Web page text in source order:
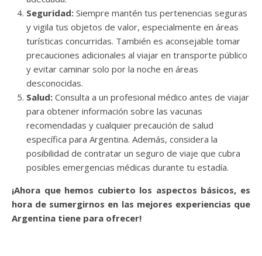
Seguridad: Siempre mantén tus pertenencias seguras
y vigila tus objetos de valor, especialmente en áreas
turísticas concurridas. También es aconsejable tomar
precauciones adicionales al viajar en transporte público
y evitar caminar solo por la noche en áreas
desconocidas.
Salud: Consulta a un profesional médico antes de viajar
para obtener información sobre las vacunas
recomendadas y cualquier precaución de salud
específica para Argentina. Además, considera la
posibilidad de contratar un seguro de viaje que cubra
posibles emergencias médicas durante tu estadía.
¡Ahora que hemos cubierto los aspectos básicos, es
hora de sumergirnos en las mejores experiencias que
Argentina tiene para ofrecer!